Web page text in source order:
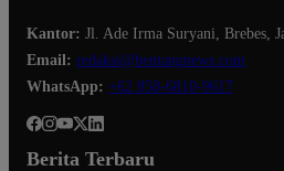
Kantor: Jl. Ade Irma Suryani, Brebes,
Email: redaksi@bentangnews.com
WhatsApp: +62 858-6810-9617
Berita Terbaru